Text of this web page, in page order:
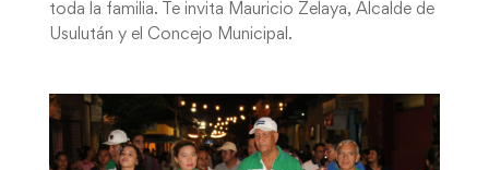
toda la familia. Te invita Mauricio Zelaya, Alcalde de
Usulután y el Concejo Municipal.